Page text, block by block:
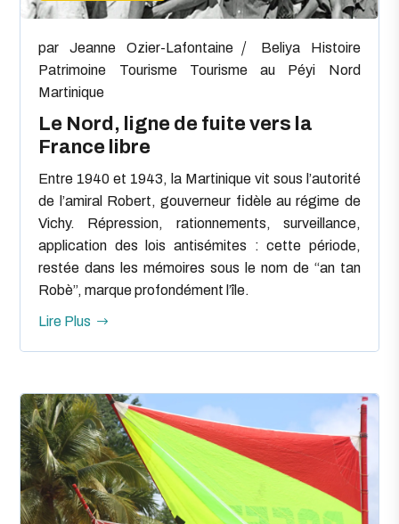
Le Nord, ligne de fuite vers la
France libre
par Jeanne Ozier-Lafontaine Beliya
Histoire
Patrimoine
Tourisme
Tourisme au Péyi Nord
Martinique
Entre 1940 et 1943, la Martinique vit sous l’autorité
de l’amiral Robert, gouverneur fidèle au régime de
Vichy. Répression, rationnements, surveillance,
application des lois antisémites : cette période,
restée dans les mémoires sous le nom de “an tan
Robè”, marque profondément l’île.
Lire Plus